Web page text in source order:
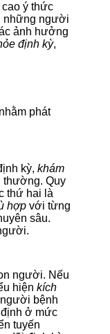
cao ý thức
những người
ảnh hưởng
định kỳ,
phát
kỳ,khám
thường. Quy
thứ hai là
hợp với từng
sâu.
người. Nếu
hiệnkích
bệnh
ở mức
tuyến